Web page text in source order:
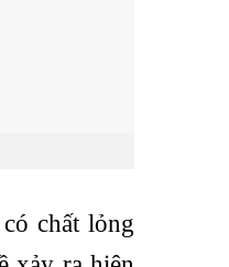
chất lỏng